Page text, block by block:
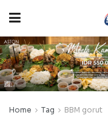
Home Tag BBM gorut